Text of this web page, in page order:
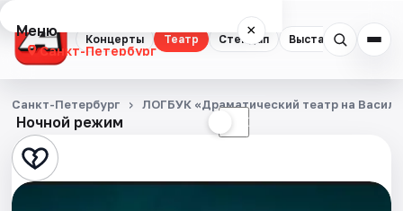
Концерты Театр Стендап Выставки
Меню ×
Санкт-Петербург
Концерты
Театр
Стендап
Ночной режим ☾
Санкт-Петербург ЛОГБУК «Драматический театр на